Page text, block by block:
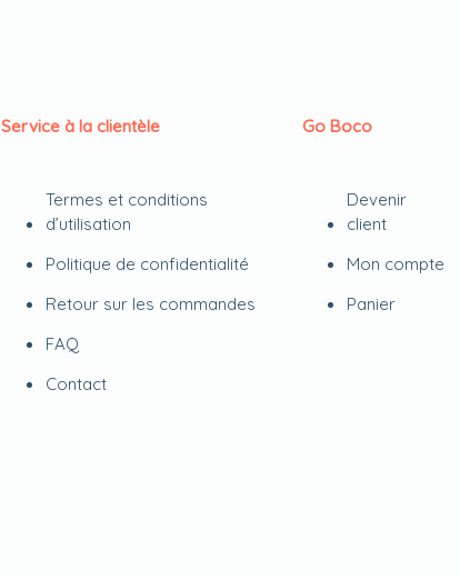
Service à la clientèle
Termes et conditions
d’utilisation
Politique de confidentialité
Retour sur les commandes
FAQ
Contact
Go Boco
Devenir
client
Mon compte
Panier